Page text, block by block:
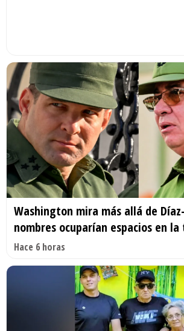
Washington mira más allá de
nombres ocuparían espacios en
Hace 6 horas